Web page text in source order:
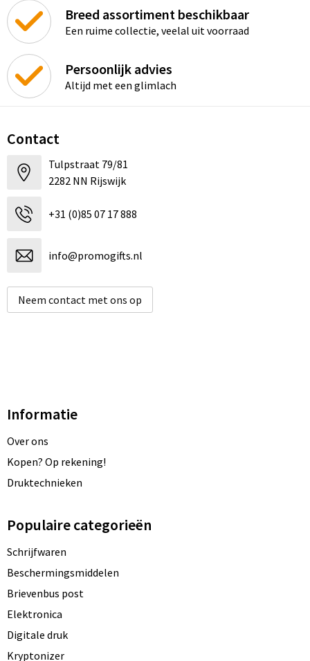
Breed assortiment beschikbaar
Een ruime collectie, veelal uit voorraad
Persoonlijk advies
Altijd met een glimlach
Contact
Tulpstraat 79/81
2282 NN Rijswijk
+31 (0)85 07 17 888
info@promogifts.nl
Neem contact met ons op
Informatie
Over ons
Kopen? Op rekening!
Druktechnieken
Populaire categorieën
Schrijfwaren
Beschermingsmiddelen
Brievenbus post
Elektronica
Digitale druk
Kryptonizer